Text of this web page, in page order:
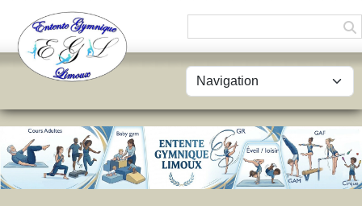
Panneau de gestion des cookies